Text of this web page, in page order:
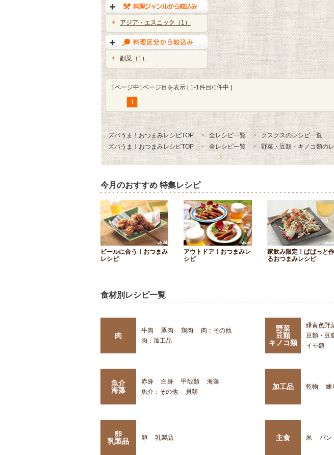
アジア・エスニック（1）
副菜（1）
1ページ中1ページ目を表示 [ 1-1件目/1件中 ]
1
ズバうま！おつまみレシピTOP 全レシピ一覧
クスクスのレシピ一覧
ズバうま！おつまみレシピTOP
全レシピ一覧 野菜・豆類・キノコ類の
今月のおすすめ 特集レシピ
ビールに合う！おつまみ
レシピ
アウトドア！おつまみレ
シピ
家飲み限定！ぱぱっと作
るおつまみレシピ
食材別レシピ一覧
肉
牛肉 豚肉 鶏肉
肉：その他
肉：加工品
野菜
豆類
キノコ類
緑黄色野
豆類・豆
イモ類
魚介
海藻
赤身 白身 甲殻類
海藻
魚介：その他
貝類
加工品 乾物 練
卵
乳製品
卵 乳製品 主食 米 パン